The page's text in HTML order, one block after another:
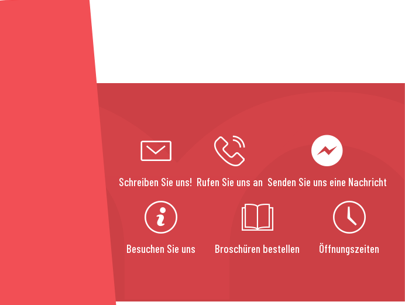
Schreiben Sie uns! Rufen Sie uns an Senden Sie uns eine Nachricht
Besuchen Sie uns Broschüren bestellen Öffnungszeiten